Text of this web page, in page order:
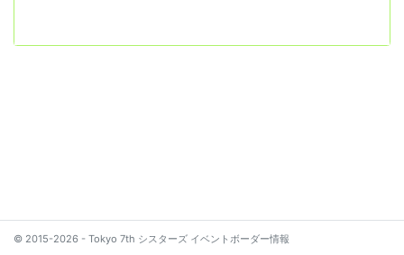
© 2015-2026 - Tokyo 7th シスターズ イベントボーダー情報